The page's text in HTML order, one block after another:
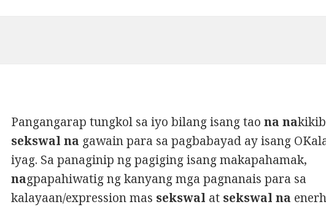
Pangangarap tungkol sa iyo bilang isang taona na
sekswal na gawain para sa pagbabayad ay isang
iyag. Sa panaginip ng pagiging isang makapahamak,
nagpapahiwatig ng kanyang mga pagnanais para sa
kalayaan/expression mas sekswal at sekswal na